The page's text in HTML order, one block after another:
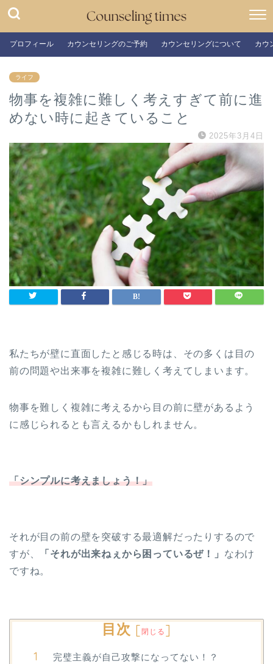
プロフィール カウンセリングのご予約 カウンセリングについて カウ
ライフ
物事を複雑に難しく考えすぎて前に進
めない時に起きていること
2025年3月4日
私たちが壁に直面したと感じる時は、その多くは目の
前の問題や出来事を複雑に難しく考えてしまいます。
物事を難しく複雑に考えるから目の前に壁があるよう
に感じられるとも言えるかもしれません。
「シンプルに考えましょう！」
それが目の前の壁を突破する最適解だったりするので
すが、
「それが出来ねぇから困っているぜ！」 なわけ
ですね。
目次 [閉じる ]
完璧主義が自己攻撃になってない！？